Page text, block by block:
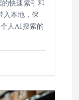
快速索引和
入本地，保
人AI搜索的